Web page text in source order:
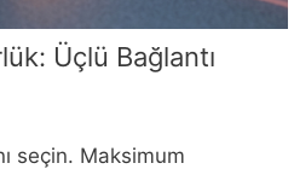
Üçlü Bağlantı
seçin. Maksimum